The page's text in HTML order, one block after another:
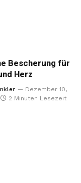
Bescherung für
Herz
Dezember 10,
2 Minuten Lesezeit